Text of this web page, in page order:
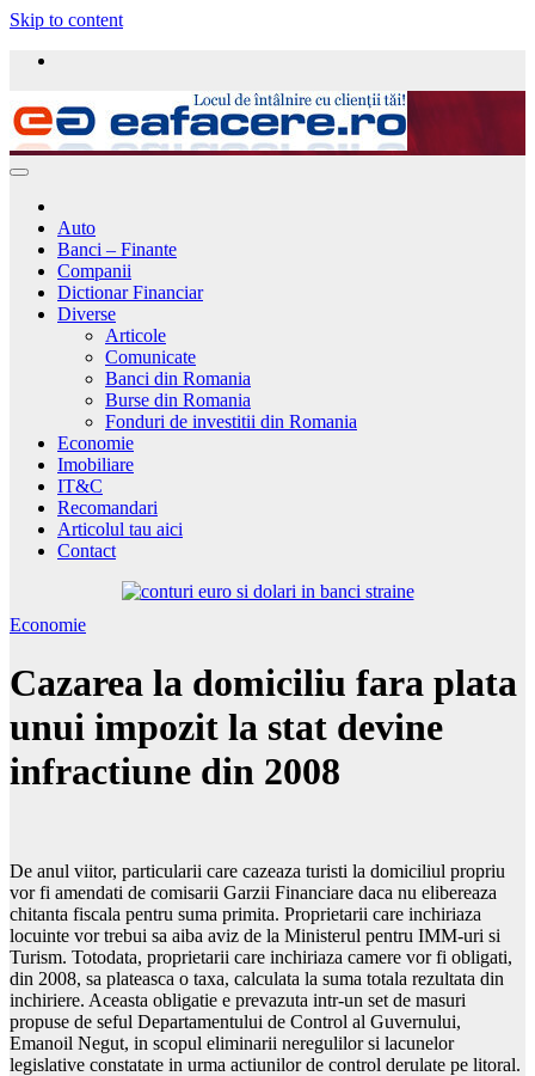
Skip to content
Auto
Banci – Finante
Companii
Dictionar Financiar
Diverse
Articole
Comunicate
Banci din Romania
Burse din Romania
Fonduri de investitii din Romania
Economie
Imobiliare
IT&C
Recomandari
Articolul tau aici
Contact
Economie
Cazarea la domiciliu fara plata
unui impozit la stat devine
infractiune din 2008
De anul viitor, particularii care cazeaza turisti la domiciliul propriu
vor fi amendati de comisarii Garzii Financiare daca nu elibereaza
chitanta fiscala pentru suma primita. Proprietarii care inchiriaza
locuinte vor trebui sa aiba aviz de la Ministerul pentru IMM-uri si
Turism. Totodata, proprietarii care inchiriaza camere vor fi obligati,
din 2008, sa plateasca o taxa, calculata la suma totala rezultata din
inchiriere. Aceasta obligatie e prevazuta intr-un set de masuri
propuse de seful Departamentului de Control al Guvernului,
Emanoil Negut, in scopul eliminarii neregulilor si lacunelor
legislative constatate in urma actiunilor de control derulate pe litoral.